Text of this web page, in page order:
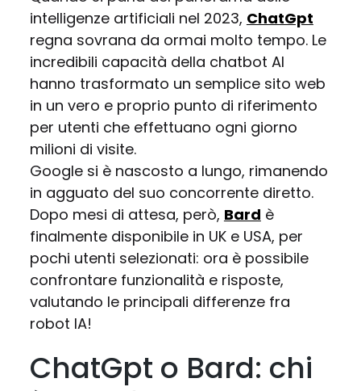
intelligenze artificiali nel 2023, ChatGpt
regna sovrana da ormai molto tempo. Le
incredibili capacità della chatbot AI
hanno trasformato un semplice sito web
in un vero e proprio punto di riferimento
per utenti che effettuano ogni giorno
milioni di visite.
Google si è nascosto a lungo, rimanendo
in agguato del suo concorrente diretto.
Dopo mesi di attesa, però, Bard è
finalmente disponibile in UK e USA, per
pochi utenti selezionati: ora è possibile
confrontare funzionalità e risposte,
valutando le principali differenze fra
robot IA!
ChatGpt o Bard: chi